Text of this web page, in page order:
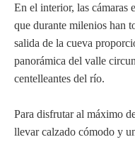
En el interior, las cámaras
que durante milenios han
salida de la cueva
panorámica del valle
centelleantes del río.
Para disfrutar al máximo
llevar calzado cómodo y